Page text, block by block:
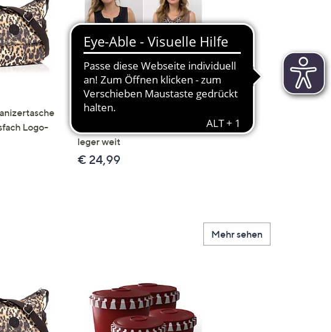
Logo-
JERYMOOD HOMEWEAR 2
Tops Mikrofaser Seitenschlitze
leger weit
€ 24,99
Mikrofaser 3x
Scroll
Mehr sehen